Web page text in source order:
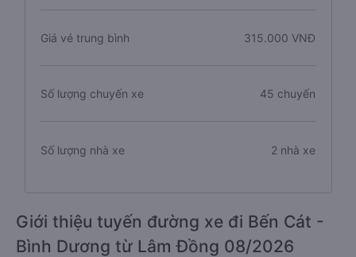
Giá vé trung bình 315.000 VNĐ
Số lượng chuyến xe 45 chuyến
Số lượng nhà xe 2 nhà xe
Giới thiệu tuyến đường xe đi Bến Cát -
Bình Dương từ Lâm Đồng 08/2026